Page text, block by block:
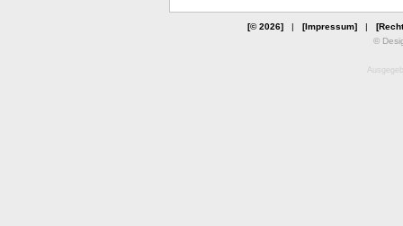
[© 2026]| [Impressum]|
©